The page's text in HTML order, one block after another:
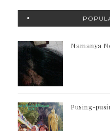
Namanya
Pusing-